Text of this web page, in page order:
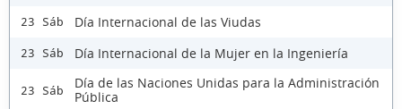
23 Sáb Día Internacional de las Viudas
23 Sáb Día Internacional de la Mujer en la Ingeniería
23 Sáb
Día de las Naciones Unidas para la Administración
Pública